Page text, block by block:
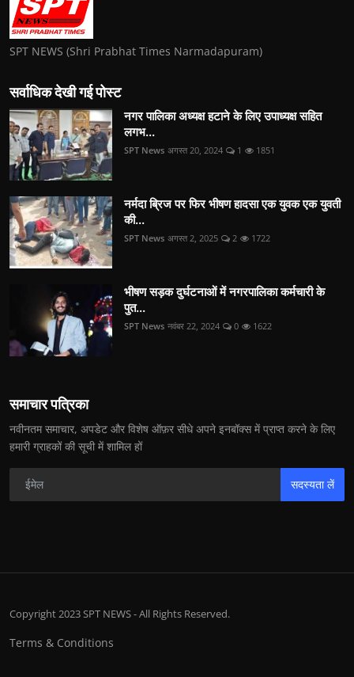
SPT NEWS (Shri Prabhat Times Narmadapuram)
सर्वाधिक देखी गई पोस्ट
नगर पालिका अध्यक्ष हटाने के लिए उपाध्यक्ष सहित
लगभ...
SPT News अगस्त 20, 2024 1 1851
नर्मदा ब्रिज पर फिर भीषण हादसा एक युवक एक युवती
की...
SPT News अगस्त 2, 2025 2 1722
भीषण सड़क दुर्घटनाओं में नगरपालिका कर्मचारी के
पुत...
SPT News नवंबर 22, 2024 0 1622
समाचार पत्रिका
नवीनतम समाचार, अपडेट और विशेष ऑफ़र सीधे अपने इनबॉक्स में प्राप्त करने के लिए
हमारी ग्राहकों की सूची में शामिल हों
सदस्यता लें
Copyright 2023 SPT NEWS - All Rights Reserved.
Terms & Conditions